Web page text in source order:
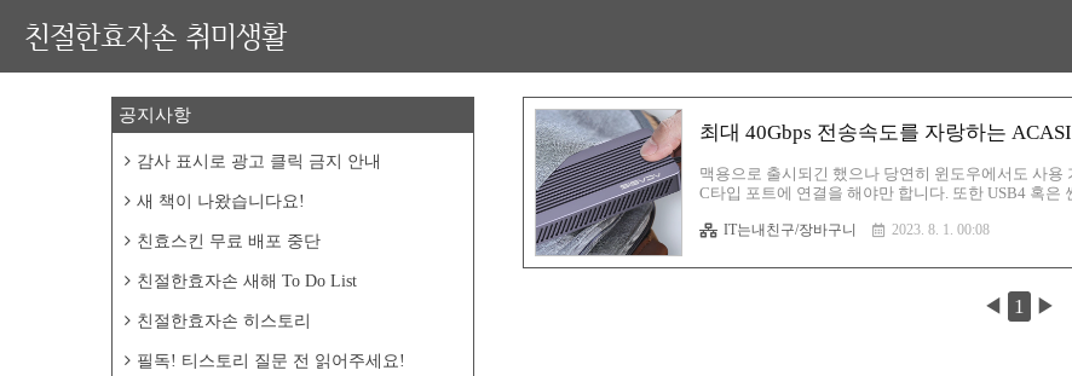
친절한효자손 취미생활
최대 40Gbps 전송속도를 자랑하는
맥용으로 출시되긴 했으나 당연히 윈도우에서도 사
C타입 포트에 연결을 해야만 합니다. 또한 USB4 혹은
능이 낮은 쪽으로 따라갑니다. 왜냐하면 성능 낮은 인
이 높은 디바이스는 하위 기술을 모두 호환하기에 성
https://www.aliexpress.com/item/
IT는내친구/장바구니 2023. 8. 1. 00:08
◀ 1 ▶
공지사항
감사 표시로 광고 클릭 금지 안내
새 책이 나왔습니다요!
친효스킨 무료 배포 중단
친절한효자손 새해 To Do List
친절한효자손 히스토리
필독! 티스토리 질문 전 읽어주세요!